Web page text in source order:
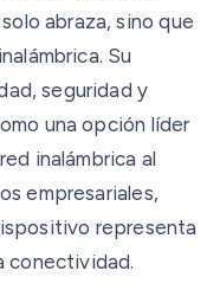
abraza, sino que
Su
seguridad y
una opción líder
inalámbrica al
empresariales,
representa
conectividad.